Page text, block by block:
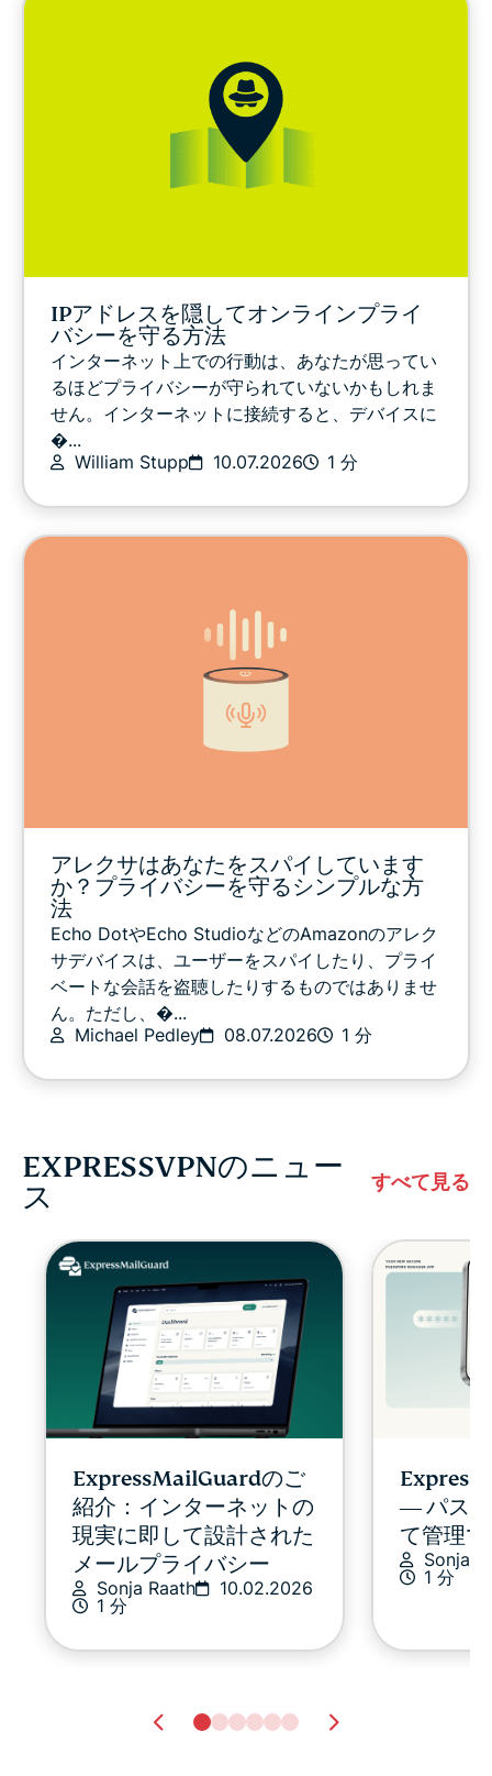
デジタルな暮らしのヒントとコツ
IPアドレスを隠してオンラインプライ
バシーを守る方法
インターネット上での行動は、あなたが思ってい
るほどプライバシーが守られていないかもしれま
せん。インターネットに接続すると、デバイスに
�...
William Stupp
10.07.2026 1 分
アレクサはあなたをスパイしています
か？プライバシーを守るシンプルな方
法
Echo DotやEcho StudioなどのAmazonのアレク
サデバイスは、ユーザーをスパイしたり、プライ
ベートな会話を盗聴したりするものではありませ
ん。ただし、�...
Michael Pedley
08.07.2026 1 分
EXPRESSVPNのニュー
ス
すべて見る
ExpressMailGuardのご
紹介：インターネットの
現実に即して設計された
メールプライバシー
Sonja Raath
10.02.2026
1 分
― パス
て管理
Sonja
1 分